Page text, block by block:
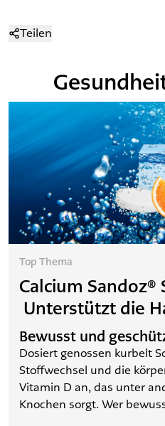
Teilen
Top Thema
Calcium Sandoz®
Unterstützt die
Bewusst und
Dosiert genossen kurbelt
Stoffwechsel und die
Vitamin D an, das unter
Knochen sorgt. Wer